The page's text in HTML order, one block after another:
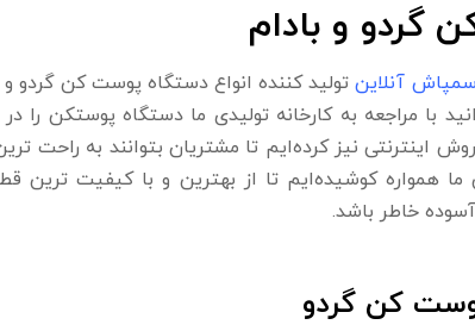
گردو و بادام
سمپاش آنلاینتولید کننده انواع دستگاه پوست کن گردو
با مراجعه به کارخانه تولیدی ما دستگاه پوستکن را
اینترنتی نیز کرده‌ایم تا مشتریان بتوانند به راحت
همواره کوشیده‌ایم تا از بهترین و با کیفیت ترین
خاطر باشد.
کن گردو